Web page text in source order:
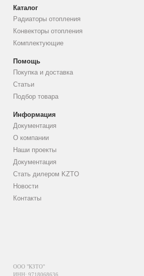
Каталог
Радиаторы отопления
Конвекторы отопления
Комплектующие
Помощь
Покупка и доставка
Статьи
Подбор товара
Информация
Документация
О компании
Наши проекты
Документация
Стать дилером KZTO
Новости
Контакты
ООО "КЗТО"
ИНН: 9718068636